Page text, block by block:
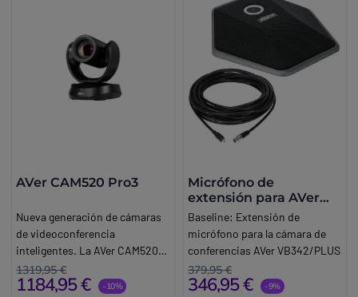
AVer CAM520 Pro3
Nueva generación de cámaras
de videoconferencia
inteligentes. La AVer CAM520
Pro3 es la tercera generación
de una de las cámaras de
1319,95 €
1184,95 € -10%
Micrófono de
extensión para AVer
VB342/plus y VB130 -
Cable 20 m
Baseline: Extensión de
micrófono para la cámara de
conferencias AVer VB342/PLUS
y AVer VB130
Marca:Aver
379,95 €
346,95 € -9%